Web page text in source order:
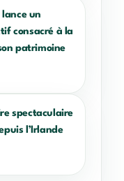
lance un
consacré à la
patrimoine
spectaculaire
l’Irlande